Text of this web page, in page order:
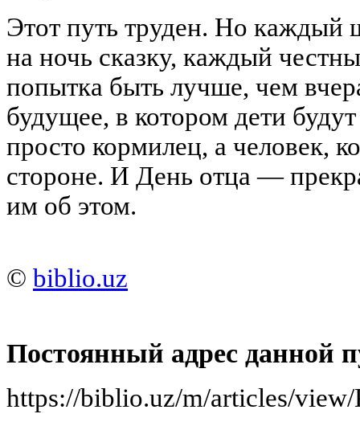
Этот путь труден. Но каждый
на ночь сказку, каждый
попытка быть лучше, чем
будущее, в котором дети
просто кормилец, а человек,
стороне. И День отца —
им об этом.
© biblio.uz
Постоянный адрес данной
https://biblio.uz/m/articles/